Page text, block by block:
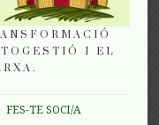
I EL
FES-TE SOCI/A